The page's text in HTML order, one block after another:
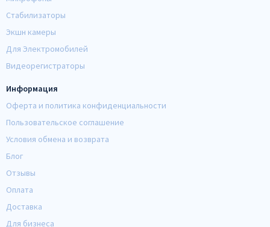
Стабилизаторы
Экшн камеры
Для Электромобилей
Видеорегистраторы
Информация
Оферта и политика конфиденциальности
Пользовательское соглашение
Условия обмена и возврата
Блог
Отзывы
Оплата
Доставка
Для бизнеса